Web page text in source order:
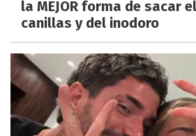
la MEJOR forma de sacar
canillas y del inodoro